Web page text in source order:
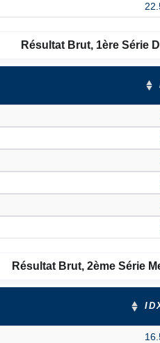
Résultat Brut, 1ère Série
Résultat Brut, 2ème Série